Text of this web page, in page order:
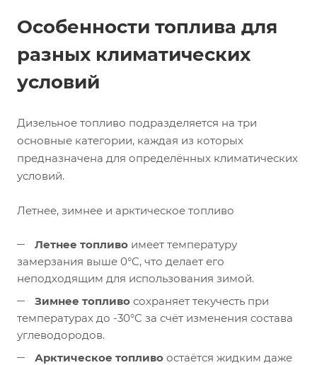
Особенности топлива для
разных климатических
условий
Дизельное топливо подразделяется на три
основные категории, каждая из которых
предназначена для определённых климатических
условий.
Летнее, зимнее и арктическое топливо
Летнее топливо имеет температуру
замерзания выше 0°C, что делает его
неподходящим для использования зимой.
Зимнее топливо сохраняет текучесть при
температурах до -30°C за счёт изменения состава
углеводородов.
Арктическое топливо остаётся жидким даже